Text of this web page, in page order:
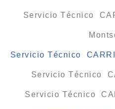
Servicio Técnico
Servicio Técnico
Servicio Técnico
Servicio Técnico